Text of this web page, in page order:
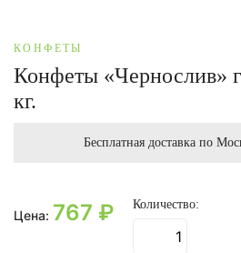
КОНФЕТЫ
Конфеты «Чернослив»
кг.
Бесплатная доставка по
Цена: 767 ₽ Количество: